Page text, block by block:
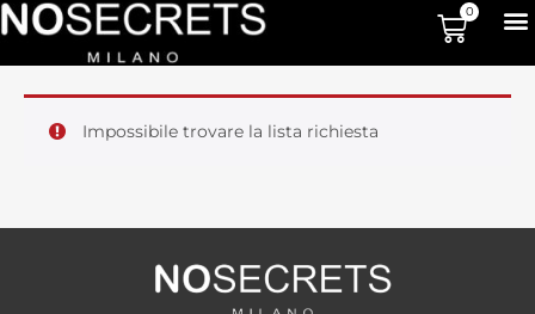
0
Impossibile trovare la lista richiesta